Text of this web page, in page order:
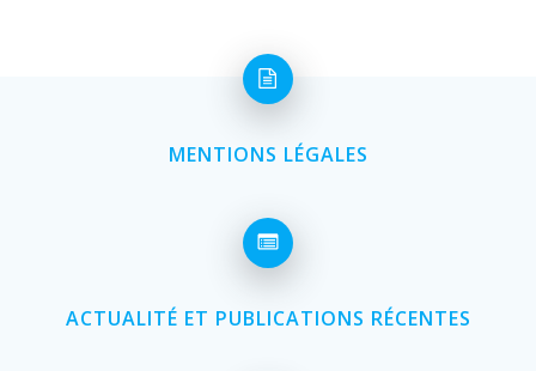
MENTIONS LÉGALES
ACTUALITÉ ET PUBLICATIONS RÉCENTES